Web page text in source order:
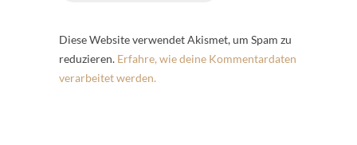
Diese Website verwendet Akismet, um Spam zu
reduzieren. Erfahre, wie deine Kommentardaten
verarbeitet werden.